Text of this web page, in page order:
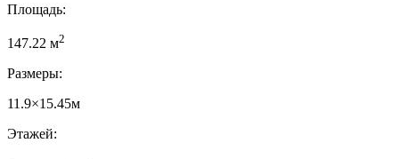
Площадь:
147.22 м2
Размеры:
11.9×15.45м
Этажей: